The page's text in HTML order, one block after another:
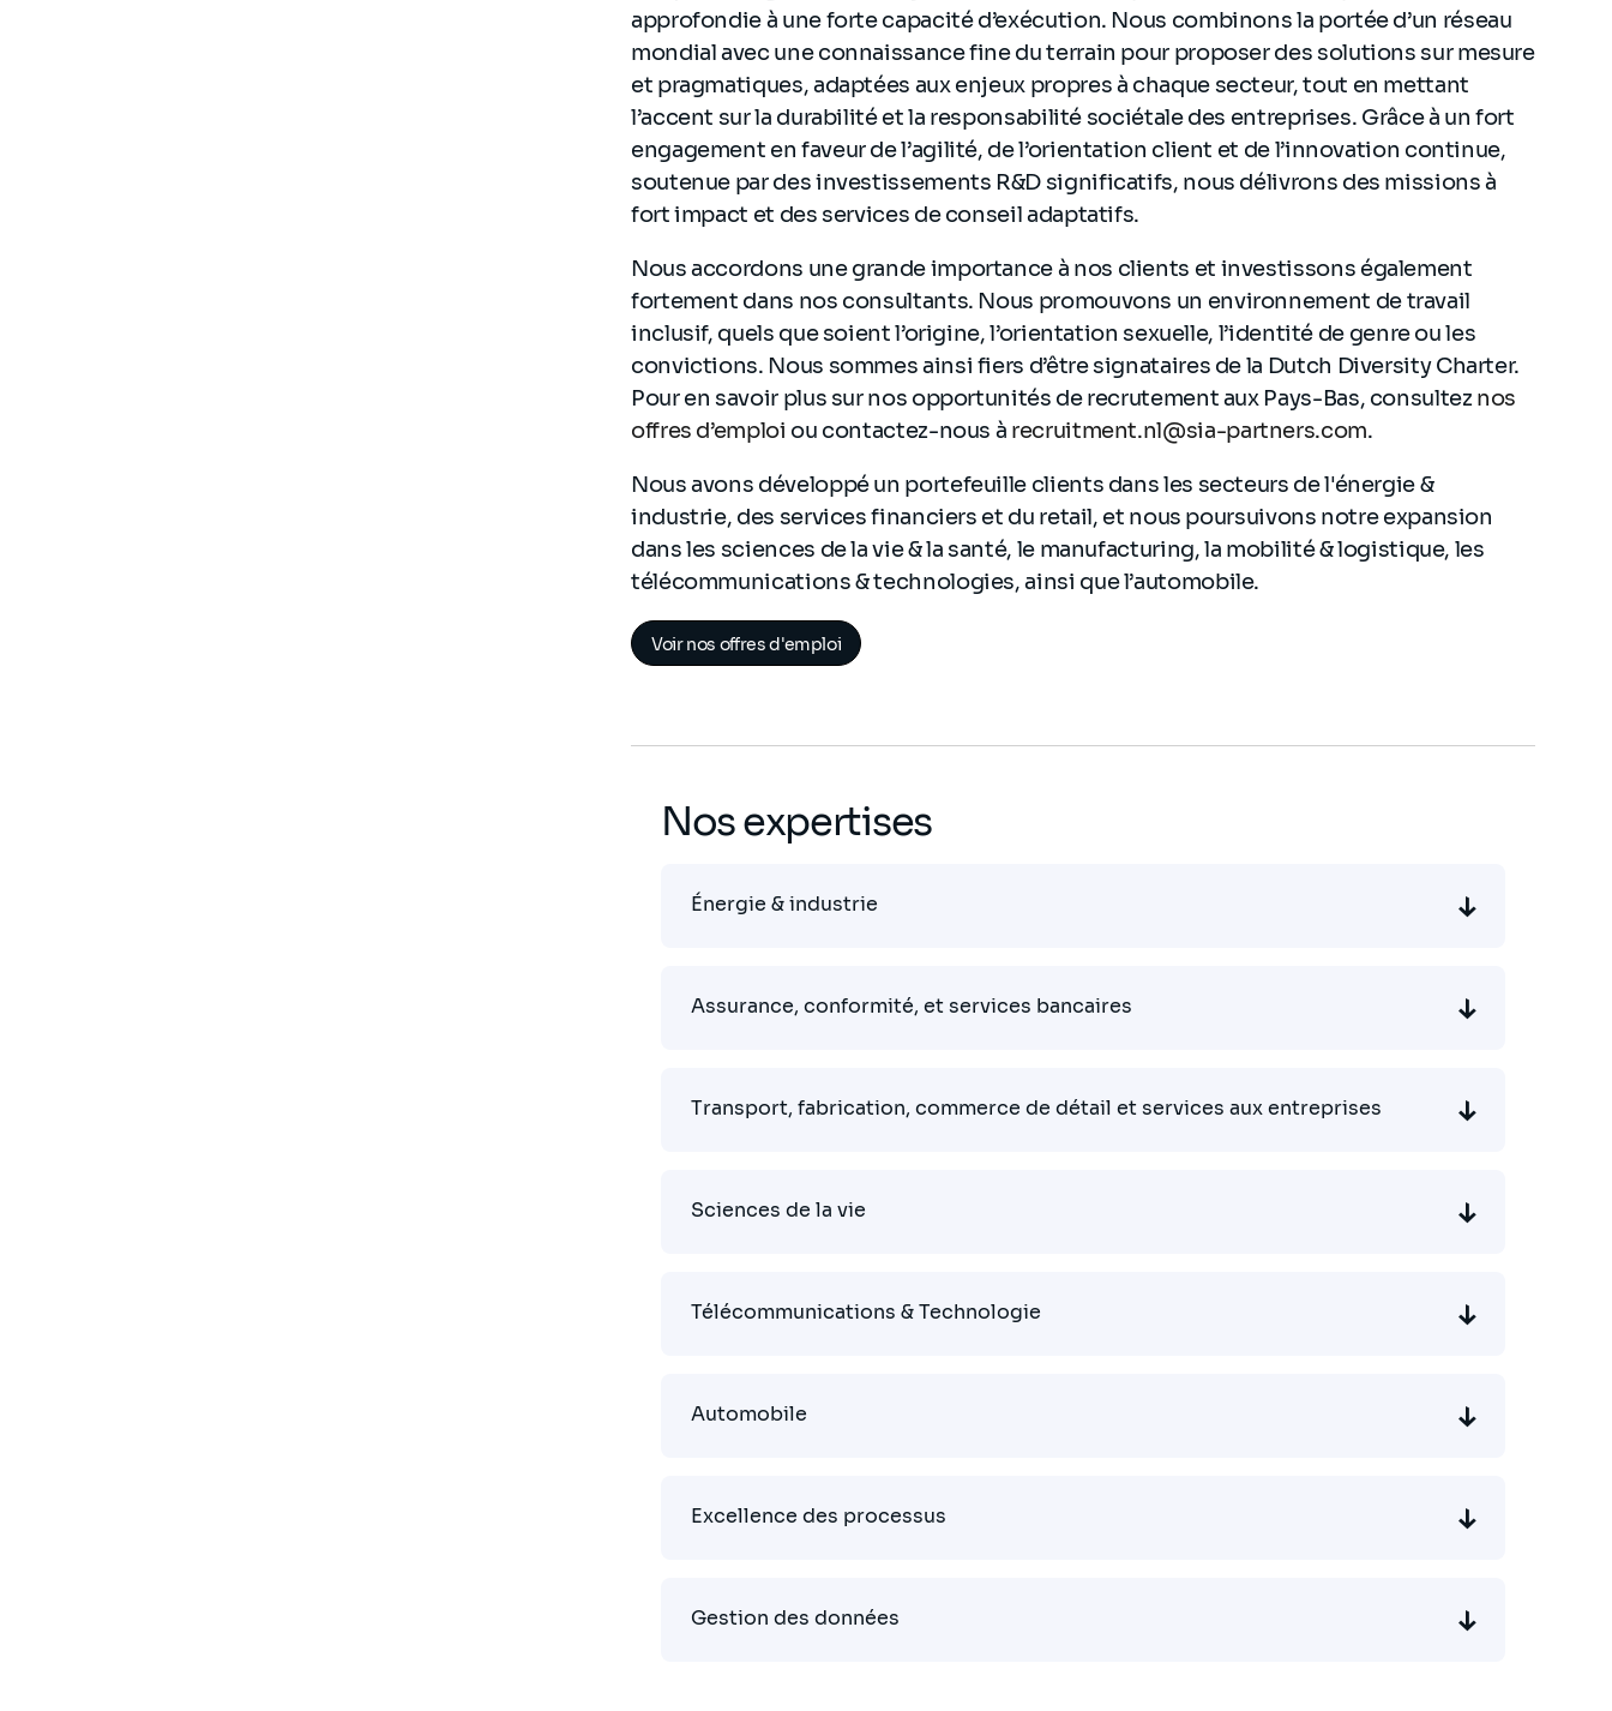
approfondie à une forte capacité d’exécution. Nous combinons la portée d’un réseau
mondial avec une connaissance fine du terrain pour proposer des solutions sur mesure
et pragmatiques, adaptées aux enjeux propres à chaque secteur, tout en mettant
l’accent sur la durabilité et la responsabilité sociétale des entreprises. Grâce à un fort
engagement en faveur de l’agilité, de l’orientation client et de l’innovation continue,
soutenue par des investissements R&D significatifs, nous délivrons des missions à
fort impact et des services de conseil adaptatifs.
Nous accordons une grande importance à nos clients et investissons également
fortement dans nos consultants. Nous promouvons un environnement de travail
inclusif, quels que soient l’origine, l’orientation sexuelle, l’identité de genre ou les
convictions. Nous sommes ainsi fiers d’être signataires de la Dutch Diversity Charter.
Pour en savoir plus sur nos opportunités de recrutement aux Pays-Bas, consulteznos
offres d’emploi ou contactez-nous à recruitment.nl@sia-partners.com.
Nous avons développé un portefeuille clients dans les secteurs de l'énergie &
industrie, des services financiers et du retail, et nous poursuivons notre expansion
dans les sciences de la vie & la santé, le manufacturing, la mobilité & logistique, les
télécommunications & technologies, ainsi que l’automobile.
Voir nos offres d'emploi
Nos expertises
Énergie & industrie
Assurance, conformité, et services bancaires
Transport, fabrication, commerce de détail et services aux entreprises
Sciences de la vie
Télécommunications & Technologie
Automobile
Excellence des processus
Gestion des données